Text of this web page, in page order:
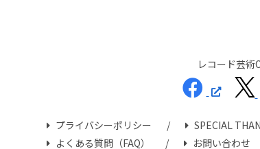
レコード芸術
プライバシーポリシー SPECIAL
よくある質問（FAQ）
お問い合わせ